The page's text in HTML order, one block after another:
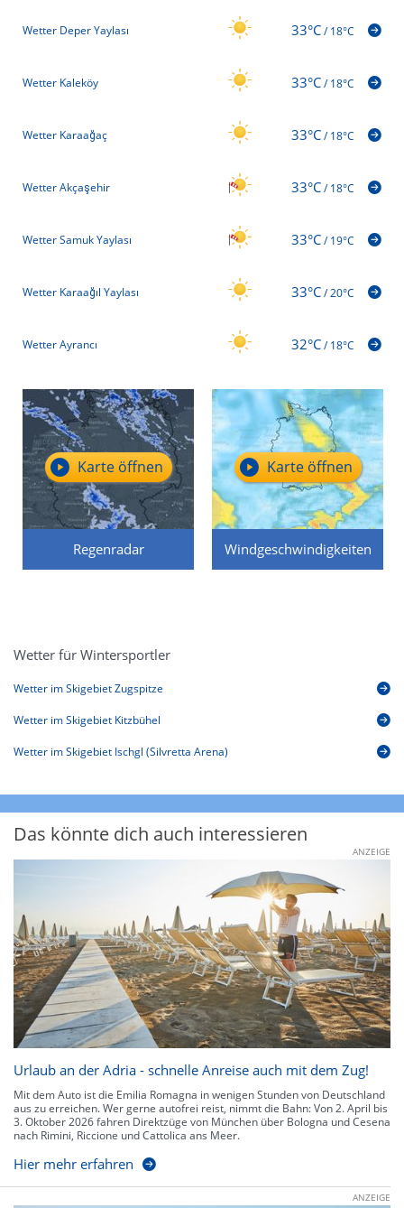
Wetter Deper Yaylası 33°C/18°C
Wetter Kaleköy 33°C/18°C
Wetter Karaağaç 33°C/18°C
Wetter Akçaşehir 33°C/18°C
Wetter Samuk Yaylası 33°C/19°C
Wetter Karaağıl Yaylası 33°C/20°C
Wetter Ayrancı 32°C/18°C
Regenradar
Karte öffnen
Windgeschwindigkeiten
Karte öffnen
Wetter für Wintersportler
Wetter im Skigebiet Zugspitze
Wetter im Skigebiet Kitzbühel
Wetter im Skigebiet Ischgl (Silvretta Arena)
Das könnte dich auch interessieren
ANZEIGE
Urlaub an der Adria - schnelle Anreise auch mit dem Zug!
Mit dem Auto ist die Emilia Romagna in wenigen Stunden von Deutschland
aus zu erreichen. Wer gerne autofrei reist, nimmt die Bahn: Von 2. April bis
3. Oktober 2026 fahren Direktzüge von München über Bologna und Cesena
nach Rimini, Riccione und Cattolica ans Meer.
Hier mehr erfahren
ANZEIGE